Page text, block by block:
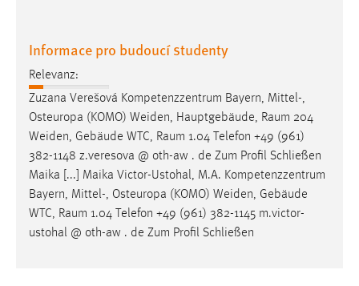
Informace pro budoucí studenty
Relevanz:
Zuzana Verešová Kompetenzzentrum Bayern, Mittel-,
Osteuropa (KOMO) Weiden, Hauptgebäude, Raum 204
Weiden, Gebäude WTC, Raum 1.04 Telefon +49 (961)
382-1148 z.veresova @ oth-aw . de Zum Profil Schließen
Maika [...] Maika Victor-Ustohal, M.A. Kompetenzzentrum
Bayern, Mittel-, Osteuropa (KOMO) Weiden, Gebäude
WTC, Raum 1.04 Telefon +49 (961) 382-1145 m.victor-
ustohal @ oth-aw . de Zum Profil Schließen